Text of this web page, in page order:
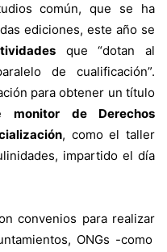
común, que se ha
ediciones, este año se
que “dotan al
de cualificación”.
para obtener un título
monitor de Derechos
, como el taller
impartido el día
convenios para realizar
ONGs -como